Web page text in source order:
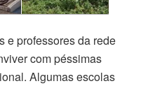
e professores da rede
com péssimas
Algumas escolas